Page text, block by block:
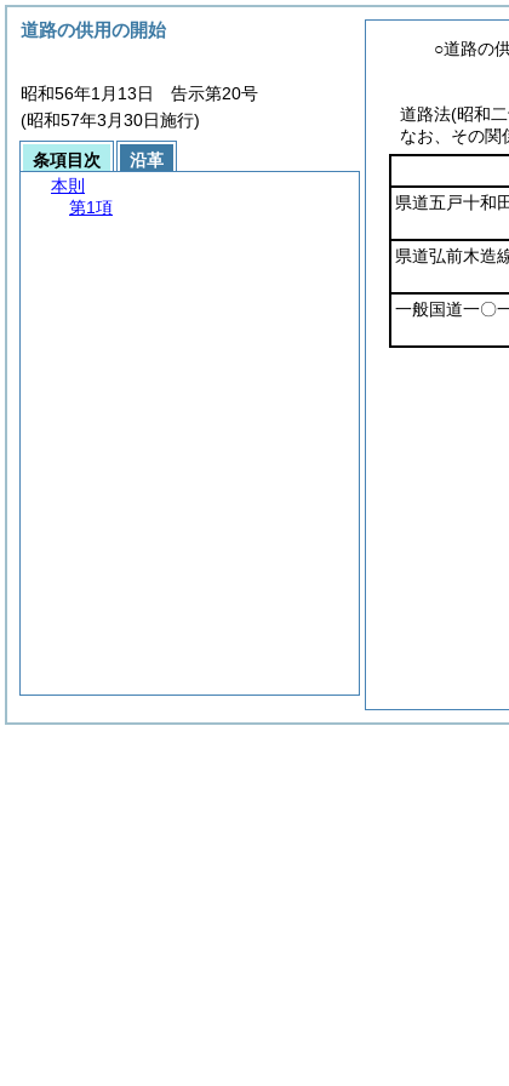
○道路の
道路法(昭和
なお、その関
県道五戸十和
県道弘前木造
一般国道一〇
道路の供用の開始
昭和56年1月13日 告示第20号
(昭和57年3月30日施行)
条項目次
沿革
本則
第1項